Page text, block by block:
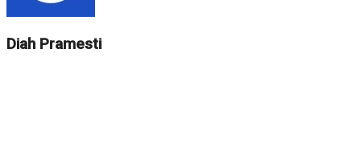
Diah Pramesti